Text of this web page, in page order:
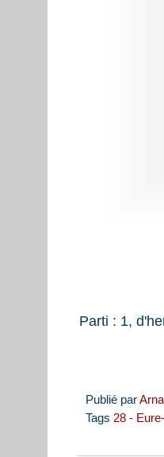
Parti : 1,
Publié par
Tags 28 -